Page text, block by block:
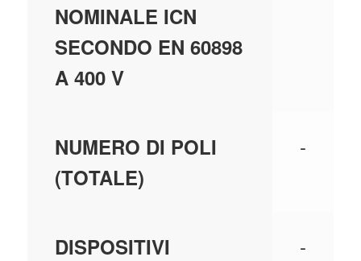
NOMINALE ICN
SECONDO EN 60898
A 400 V
NUMERO DI POLI
(TOTALE)
-
DISPOSITIVI
-